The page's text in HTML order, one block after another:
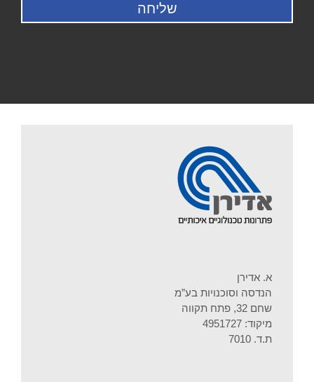
א. אדירן
הנדסה וסוכנויות בע”מ
שחם 32, פתח תקווה
מיקוד: 4951727
ת.ד. 7010